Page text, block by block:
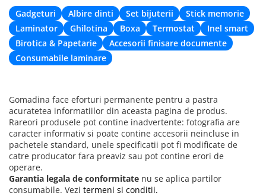
Gadgeturi Albire dinti Set bijuterii
Stick memorie
Laminator
Ghilotina Boxa Termostat
Inel smart
Birotica & Papetarie
Accesorii finisare documente
Consumabile laminare
Gomadina face eforturi permanente pentru a pastra
acuratetea informatiilor din aceasta pagina de produs.
Rareori produsele pot contine inadvertente: fotografia are
caracter informativ si poate contine accesorii neincluse in
pachetele standard, unele specificatii pot fi modificate de
catre producator fara preaviz sau pot contine erori de
operare.
Garantia legala de conformitate nu se aplica partilor
consumabile. Vezi termeni si conditii.